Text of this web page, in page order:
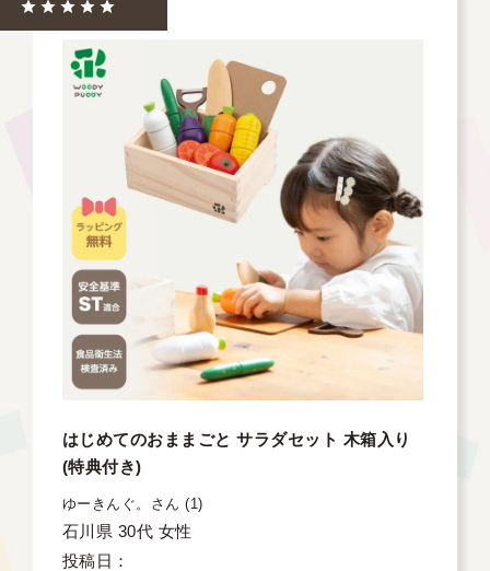
はじめてのおままごと サラダセット 木箱入り
(特典付き)
ゆーきんぐ。 1
石川県 30代 女性
投稿日